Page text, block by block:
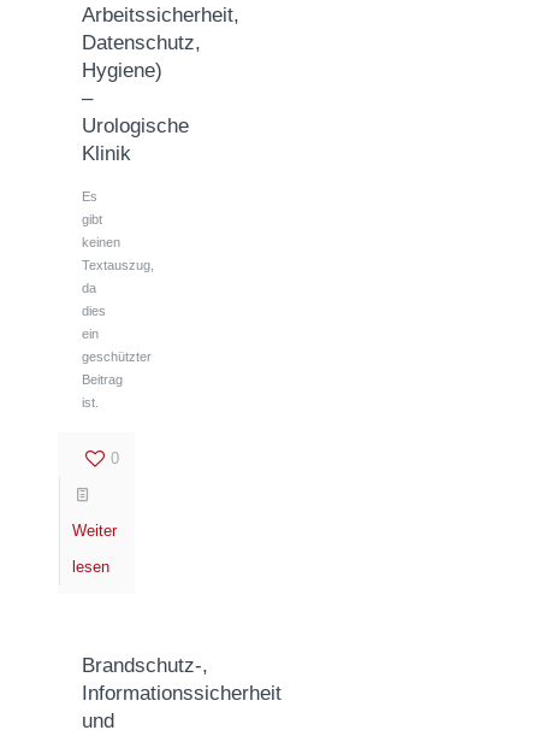
Arbeitssicherheit,
Datenschutz,
Hygiene)
–
Urologische
Klinik
Es
gibt
keinen
Textauszug,
da
dies
ein
geschützter
Beitrag
ist.
0
Weiter
lesen
Brandschutz-,
Informationssicherheit
und